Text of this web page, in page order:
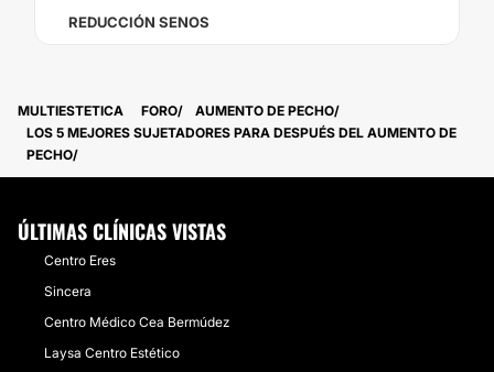
REDUCCIÓN SENOS
MULTIESTETICA FORO
AUMENTO DE PECHO
LOS 5 MEJORES SUJETADORES PARA DESPUÉS DEL AUMENTO DE
PECHO
ÚLTIMAS CLÍNICAS VISTAS
Centro Eres
Sincera
Centro Médico Cea Bermúdez
Laysa Centro Estético